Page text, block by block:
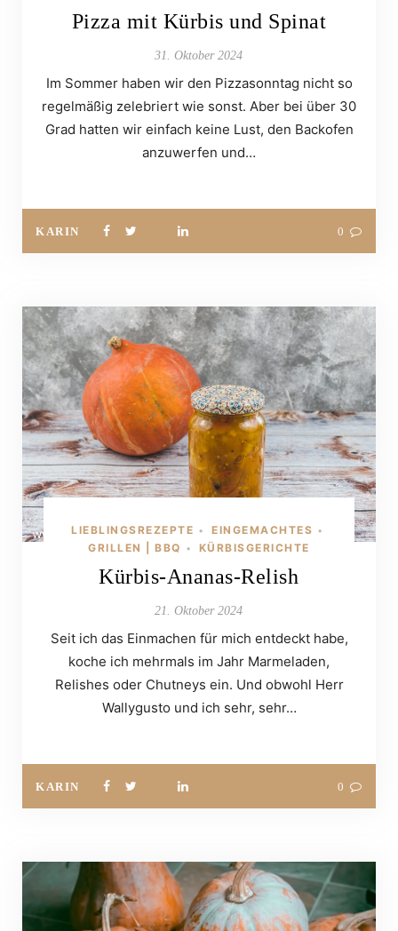
Pizza mit Kürbis und Spinat
31. Oktober 2024
Im Sommer haben wir den Pizzasonntag nicht so
regelmäßig zelebriert wie sonst. Aber bei über 30
Grad hatten wir einfach keine Lust, den Backofen
anzuwerfen und…
KARIN 0
LIEBLINGSREZEPTE • EINGEMACHTES •
GRILLEN | BBQ • KÜRBISGERICHTE
Kürbis-Ananas-Relish
21. Oktober 2024
Seit ich das Einmachen für mich entdeckt habe,
koche ich mehrmals im Jahr Marmeladen,
Relishes oder Chutneys ein. Und obwohl Herr
Wallygusto und ich sehr, sehr…
KARIN 0